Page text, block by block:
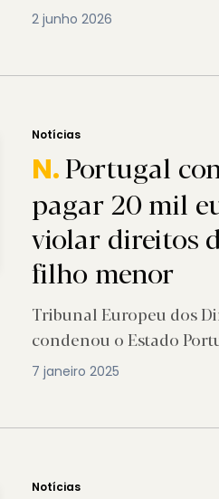
2 junho 2026
Notícias
N.Portugal
pagar 20 mil
violar direitos
filho menor
Tribunal Europeu dos
condenou o Estado
7 janeiro 2025
Notícias